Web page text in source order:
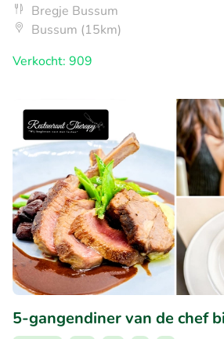
Bregje Bussum
Bussum (15km)
Verkocht: 909
5-gangendiner van de chef